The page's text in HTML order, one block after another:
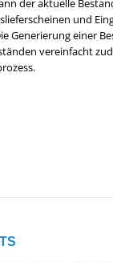
Kontraste
und
Generierung einer
vereinfacht